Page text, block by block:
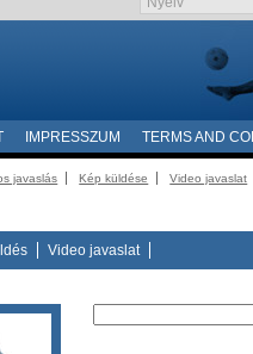
IMPRESSZUM TERMS AND
javaslás Kép küldése Video javaslat
Video javaslat